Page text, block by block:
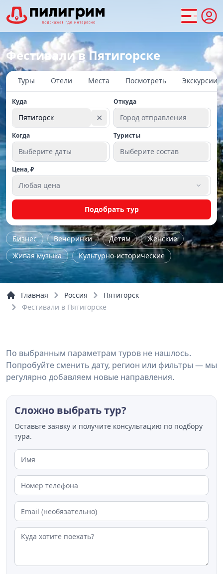
Фестивали в Пятигорске
Туры Отели Места Посмотреть Экскурсии
Куда
Пятигорск ✕
Откуда
Город отправления
Когда
Выберите даты
Туристы
Выберите состав
Цена, ₽
Любая цена
Подобрать тур
Бизнес Вечеринки Детям
Женские
Живая музыка
Культурно-исторические
Лекция
Мастер-класс
Нетворкинг
Спектакли
Фестивали
Главная Россия
Пятигорск
Фестивали в Пятигорске
По выбранным параметрам туров не нашлось.
Попробуйте сменить дату, регион или фильтры — мы
регулярно добавляем новые направления.
Сложно выбрать тур?
Оставьте заявку и получите консультацию по подбору
тура.